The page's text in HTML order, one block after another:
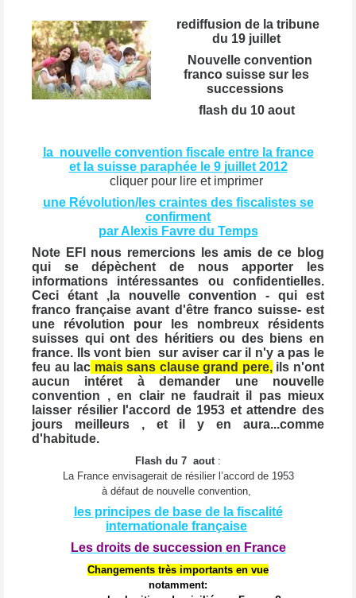
rediffusion de la tribune
du 19 juillet
Nouvelle convention
franco suisse sur les
successions
flash du 10 aout
la nouvelle convention fiscale entre la france
et la suisse paraphée le 9 juillet 2012
cliquer pour lire et imprimer
une Révolution/les craintes des fiscalistes se
confirment
parAlexis Favre du Temps
Note EFI nous remercions les amis de ce blog
qui se dépèchent de nous apporter les
informations intéressantes ou confidentielles.
Ceci étant ,la nouvelle convention - qui est
franco française avant d'être franco suisse- est
une révolution pour les nombreux résidents
suisses qui ont des héritiers ou des biens en
france. Ils vont bien sur aviser car il n'y a pas le
feu au lac mais sans clause grand pere,ils n'ont
aucun intéret à demander une nouvelle
convention , en clair ne faudrait il pas mieux
laisser résilier l'accord de 1953 et attendre des
jours meilleurs , et il y en aura...comme
d'habitude.
Flash du 7 aout :
La France envisagerait de résilier l’accord de 1953
à défaut de nouvelle convention,
les principes de base de la fiscalité
internationale française
Les droits de succession en France
Changements très importants en vue
notamment: